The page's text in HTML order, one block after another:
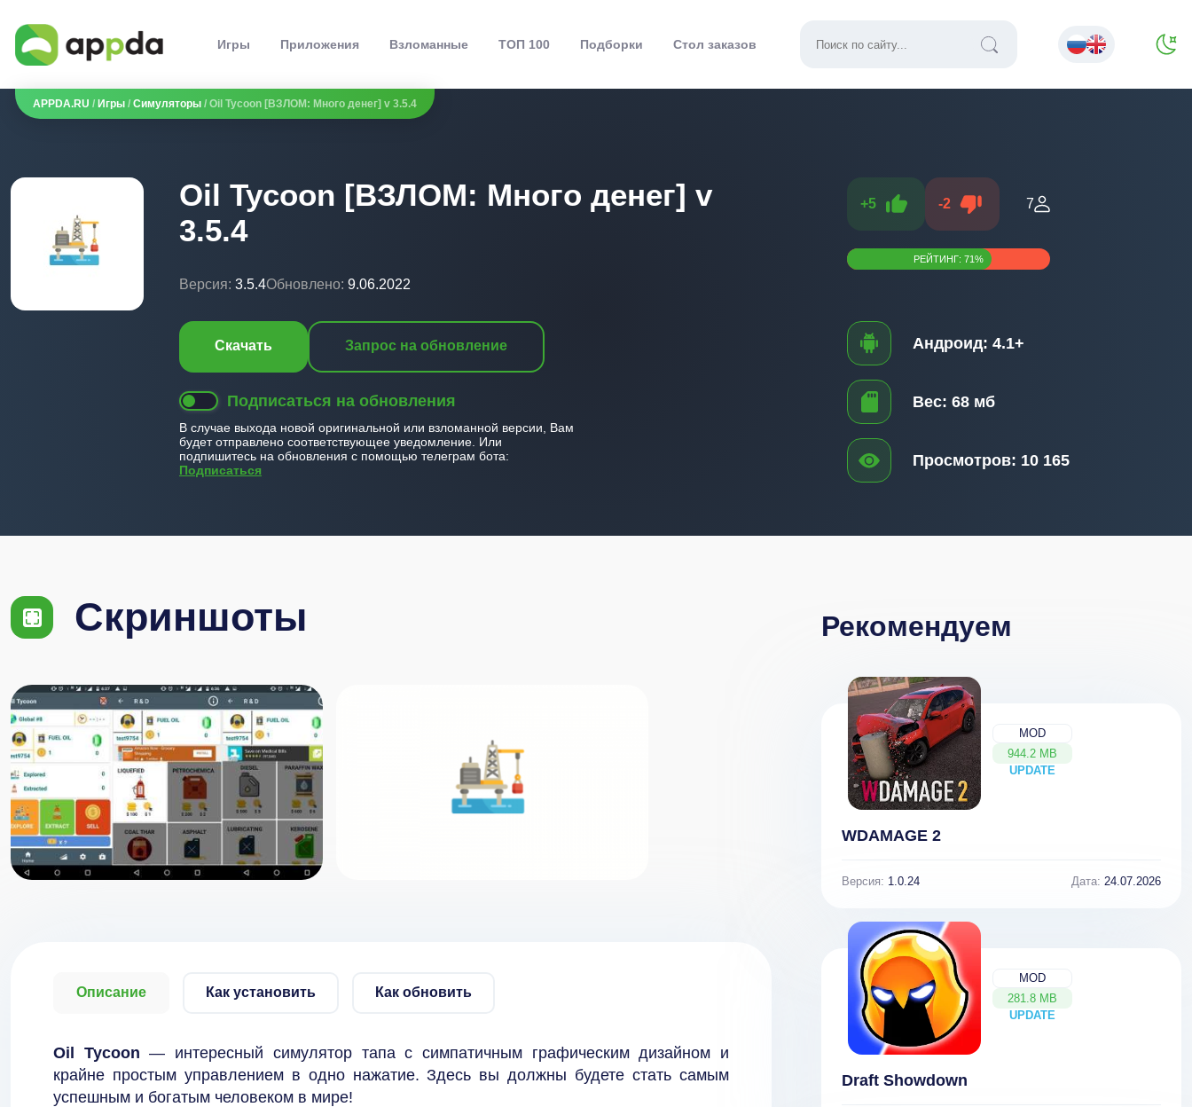
Игры Приложения Взломанные ТОП 100 Подборки Стол заказов
APPDA.RU / Игры / Симуляторы / Oil Tycoon [ВЗЛОМ: Много денег] v 3.5.4
Oil Tycoon [ВЗЛОМ: Много денег] v
3.5.4
Версия: 3.5.4Обновлено: 9.06.2022
Скачать Запрос на обновление
Подписаться на обновления
В случае выхода новой оригинальной или взломанной версии, Вам
будет отправлено соответствующее уведомление. Или
подпишитесь на обновления с помощью телеграм бота:
Подписаться
+5 -2 7
РЕЙТИНГ:71%
Андроид: 4.1+
Вес: 68 мб
Просмотров: 10 165
Скриншоты
Описание Как установить Как обновить
Oil Tycoon — интересный симулятор тапа с симпатичным графическим дизайном и
крайне простым управлением в одно нажатие. Здесь вы должны будете стать самым
успешным и богатым человеком в мире!
Рекомендуем
MOD
944.2 MB
UPDATE
NEW
WDAMAGE 2
Версия: 1.0.24 Дата: 24.07.2026
MOD
281.8 MB
UPDATE
NEW
Draft Showdown